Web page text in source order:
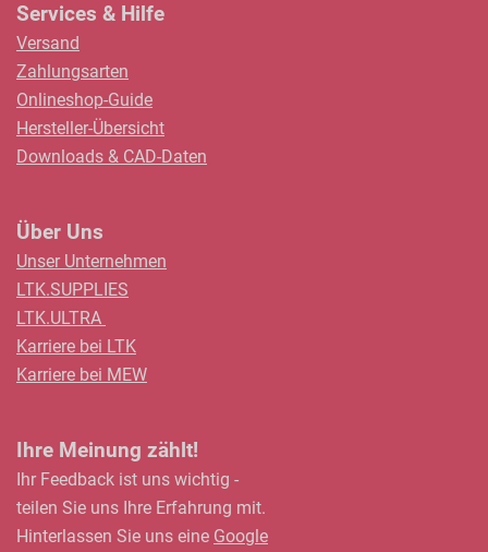
Services & Hilfe
Versand
Zahlungsarten
Onlineshop-Guide
Hersteller-Übersicht
Downloads & CAD-Daten
Über Uns
Unser Unternehmen
LTK.SUPPLIES
LTK.ULTRA
Karriere bei LTK
Karriere bei MEW
Ihre Meinung zählt!
Ihr Feedback ist uns wichtig -
teilen Sie uns Ihre Erfahrung mit.
Hinterlassen Sie uns eine Google